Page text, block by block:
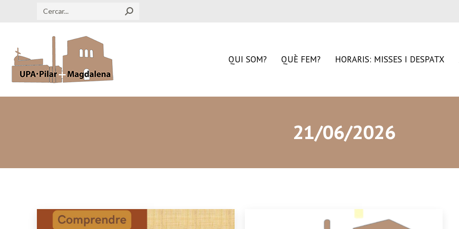
Search:
QUI SOM? QUÈ FEM? HORARIS: MISSES I DESPATX
21/06/2026